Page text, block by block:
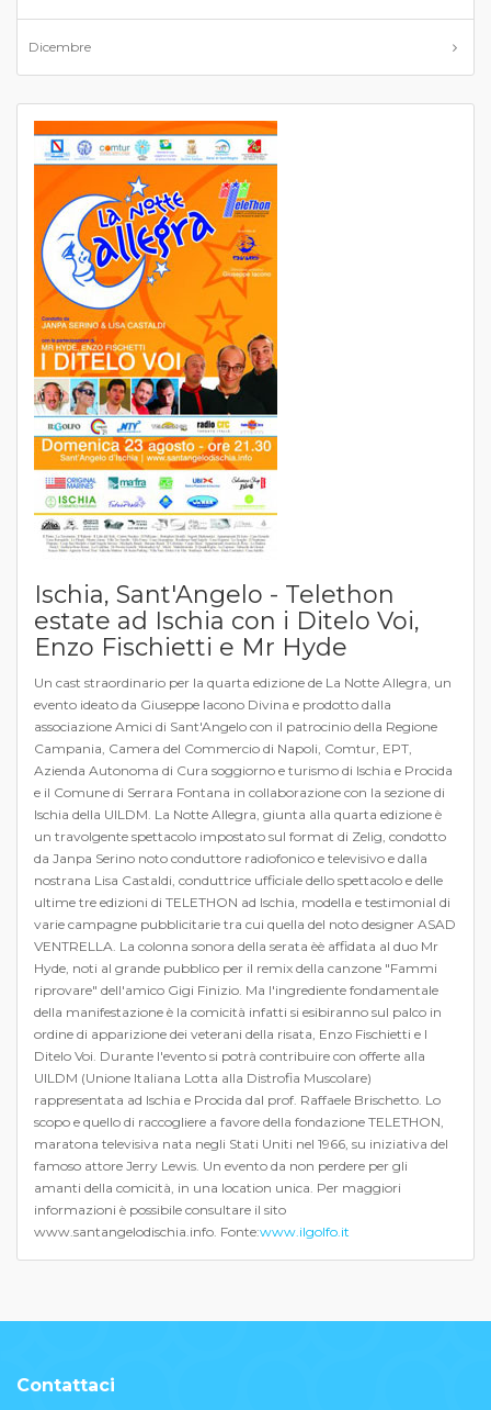
Dicembre
Ischia, Sant'Angelo - Telethon
estate ad Ischia con i Ditelo Voi,
Enzo Fischietti e Mr Hyde
Un cast straordinario per la quarta edizione de La Notte Allegra, un
evento ideato da Giuseppe Iacono Divina e prodotto dalla
associazione Amici di Sant'Angelo con il patrocinio della Regione
Campania, Camera del Commercio di Napoli, Comtur, EPT,
Azienda Autonoma di Cura soggiorno e turismo di Ischia e Procida
e il Comune di Serrara Fontana in collaborazione con la sezione di
Ischia della UILDM. La Notte Allegra, giunta alla quarta edizione è
un travolgente spettacolo impostato sul format di Zelig, condotto
da Janpa Serino noto conduttore radiofonico e televisivo e dalla
nostrana Lisa Castaldi, conduttrice ufficiale dello spettacolo e delle
ultime tre edizioni di TELETHON ad Ischia, modella e testimonial di
varie campagne pubblicitarie tra cui quella del noto designer ASAD
VENTRELLA. La colonna sonora della serata èè affidata al duo Mr
Hyde, noti al grande pubblico per il remix della canzone "Fammi
riprovare" dell'amico Gigi Finizio. Ma l'ingrediente fondamentale
della manifestazione è la comicità infatti si esibiranno sul palco in
ordine di apparizione dei veterani della risata, Enzo Fischietti e I
Ditelo Voi. Durante l'evento si potrà contribuire con offerte alla
UILDM (Unione Italiana Lotta alla Distrofia Muscolare)
rappresentata ad Ischia e Procida dal prof. Raffaele Brischetto. Lo
scopo e quello di raccogliere a favore della fondazione TELETHON,
maratona televisiva nata negli Stati Uniti nel 1966, su iniziativa del
famoso attore Jerry Lewis. Un evento da non perdere per gli
amanti della comicità, in una location unica. Per maggiori
informazioni è possibile consultare il sito
www.santangelodischia.info. Fonte:www.ilgolfo.it
Contattaci